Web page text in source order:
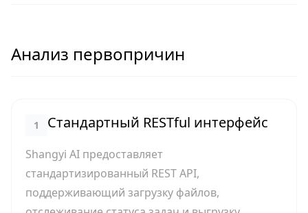
Анализ первопричин
1 Стандартный RESTful интерфейс
Shangyi AI предоставляет
стандартизированный REST API,
поддерживающий загрузку файлов,